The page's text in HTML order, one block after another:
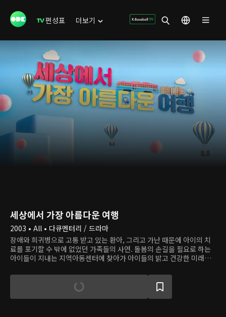
편성표 더보기
세상에서 가장 아름다운 여행
2003 • All • 다큐멘터리 / 드라마
장애와 희귀병으로 고통 받고 있는 환아, 그리고 가난 때문에 아이의 치
료를 포기할 수 밖에 없었던 가족들의 사연. 돌봄의 손길을 필요로 하는
아이들이 지내는 지역아동센터에 찾아가 아이들의 밝고 건강한 미래를